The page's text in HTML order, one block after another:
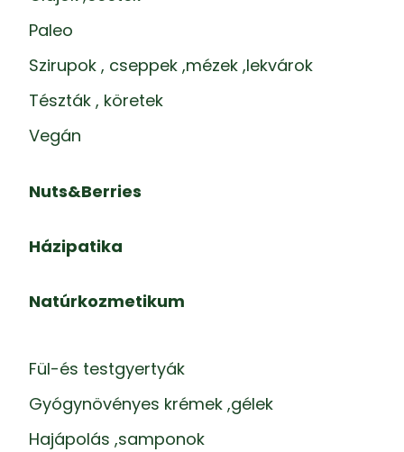
Paleo
Szirupok , cseppek ,mézek ,lekvárok
Tészták , köretek
Vegán
Nuts&Berries
Házipatika
Natúrkozmetikum
Fül-és testgyertyák
Gyógynövényes krémek ,gélek
Hajápolás ,samponok